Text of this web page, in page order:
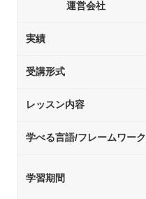
運営会社
実績
受講形式
レッスン内容
学べる言語/フレームワーク
学習期間